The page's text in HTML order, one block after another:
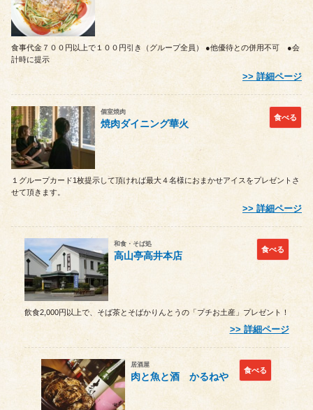
食事代金７００円以上で１００円引き（グループ全員） ●他優待との併用不可 ●会
計時に提示
詳細ページ
個室焼肉
焼肉ダイニング華火
食べる
１グループカード1枚提示して頂ければ最大４名様におまかせアイスをプレゼントさ
せて頂きます。
詳細ページ
和食・そば処
高山亭高井本店
食べる
飲食2,000円以上で、そば茶とそばかりんとうの「プチお土産」プレゼント！
詳細ページ
居酒屋
肉と魚と酒 かるねや
食べる